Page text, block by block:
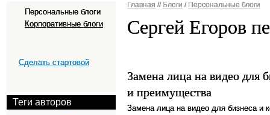
Персональные блоги
Корпоративные блоги
Сделать стартовой
Теги авторов
Главная // Блоги / Персональные блоги
Сергей Егоров
Замена лица на видео для
и преимущества
Замена лица на видео для бизнеса и